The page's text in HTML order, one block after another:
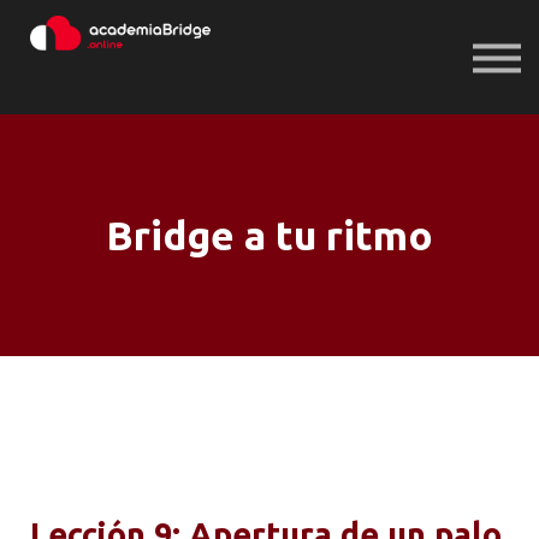
Iniciar sesión
Bridge a tu ritmo